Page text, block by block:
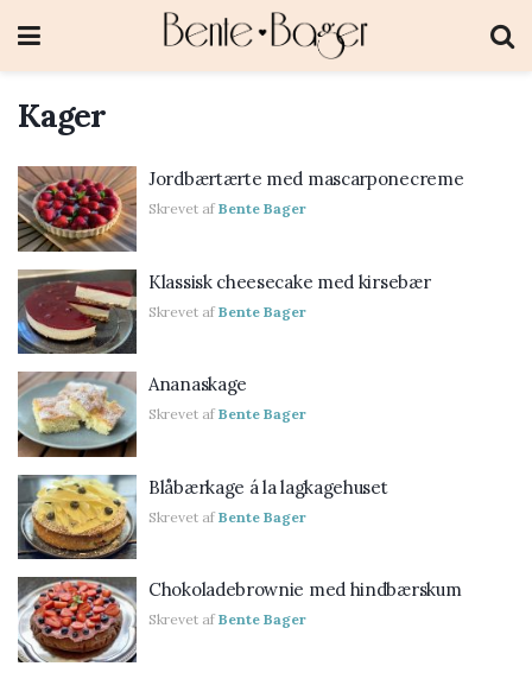
Kager
Jordbærtærte med mascarponecreme
Skrevet af Bente Bager
Klassisk cheesecake med kirsebær
Skrevet af Bente Bager
Ananaskage
Skrevet af Bente Bager
Blåbærkage á la lagkagehuset
Skrevet af Bente Bager
Chokoladebrownie med hindbærskum
Skrevet af Bente Bager